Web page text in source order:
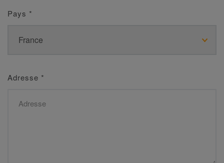
Pays *
Adresse *